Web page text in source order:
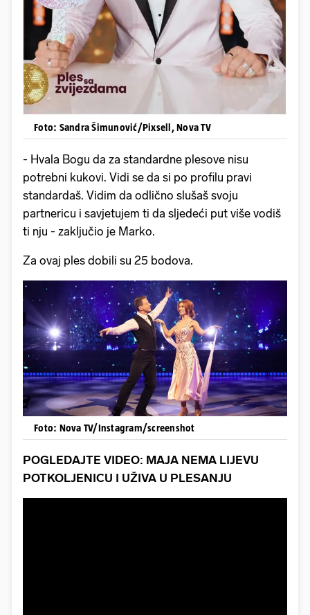
Foto: Sandra Šimunović/Pixsell, Nova TV
- Hvala Bogu da za standardne plesove nisu
potrebni kukovi. Vidi se da si po profilu pravi
standardaš. Vidim da odlično slušaš svoju
partnericu i savjetujem ti da sljedeći put više vodiš
ti nju - zaključio je Marko.
Za ovaj ples dobili su 25 bodova.
Foto: Nova TV/Instagram/screenshot
POGLEDAJTE VIDEO: MAJA NEMA LIJEVU
POTKOLJENICU I UŽIVA U PLESANJU